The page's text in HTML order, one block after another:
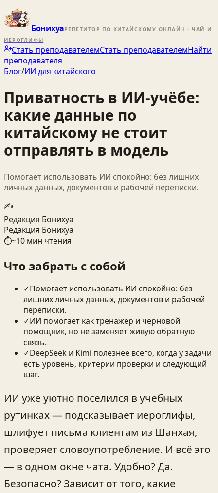
БонихуаРЕПЕТИТОР ПО КИТАЙСКОМУ ОНЛАЙН · ЧАЙ И
ИЕРОГЛИФЫ
Стать преподавателемСтать преподавателемНайти
преподавателя
Блог/ИИ для китайского
Приватность в ИИ-учёбе:
какие данные по
китайскому не стоит
отправлять в модель
Помогает использовать ИИ спокойно: без лишних
личных данных, документов и рабочей переписки.
✍️
Редакция Бонихуа
Редакция Бонихуа
⏱~10 мин чтения
Что забрать с собой
✓Помогает использовать ИИ спокойно: без
лишних личных данных, документов и рабочей
переписки.
✓ИИ помогает как тренажёр и черновой
помощник, но не заменяет живую обратную
связь.
✓DeepSeek и Kimi полезнее всего, когда у задачи
есть уровень, критерии проверки и следующий
шаг.
ИИ уже уютно поселился в учебных
рутинках — подсказывает иероглифы,
шлифует письма клиентам из Шанхая,
проверяет словоупотребление. И всё это
— в одном окне чата. Удобно? Да.
Безопасно? Зависит от того, какие